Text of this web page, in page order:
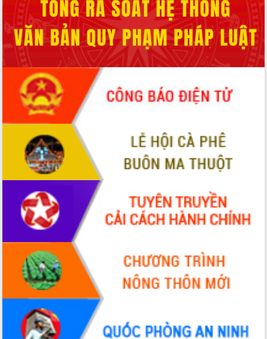
Không có file video nào để phát.